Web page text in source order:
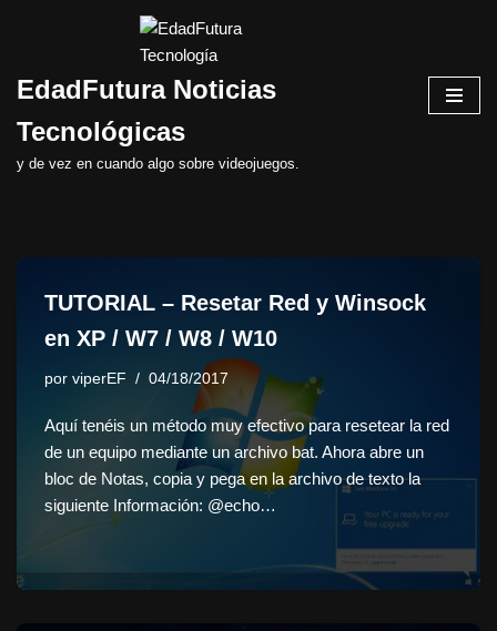
al
EdadFutura Noticias
Tecnológicas
y de vez en cuando algo sobre videojuegos.
TUTORIAL – Resetar Red y Winsock
en XP / W7 / W8 / W10
por viperEF 04/18/2017
Aquí tenéis un método muy efectivo para resetear la red
de un equipo mediante un archivo bat. Ahora abre un
bloc de Notas, copia y pega en la archivo de texto la
siguiente Información: @echo…